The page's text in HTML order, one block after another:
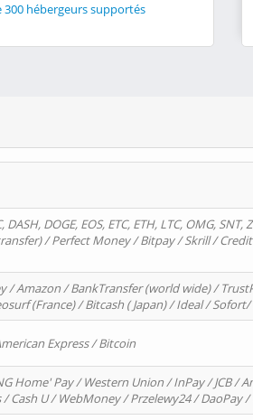
300 hébergeurs supportés
DOGE, EOS, ETC, ETH, LTC, OMG, SNT,
/ Perfect Money / Bitpay / Skrill /
Amazon / BankTransfer (world wide) /
(France) / Bitcash ( Japan) / Ideal /
Express / Bitcoin
Home' Pay / Western Union / InPay / JCB /
Cash U / WebMoney / Przelewy24 / DaoPay /